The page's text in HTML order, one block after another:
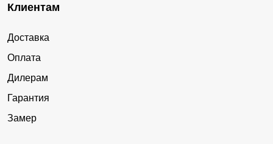
Клиентам
Доставка
Оплата
Дилерам
Гарантия
Замер